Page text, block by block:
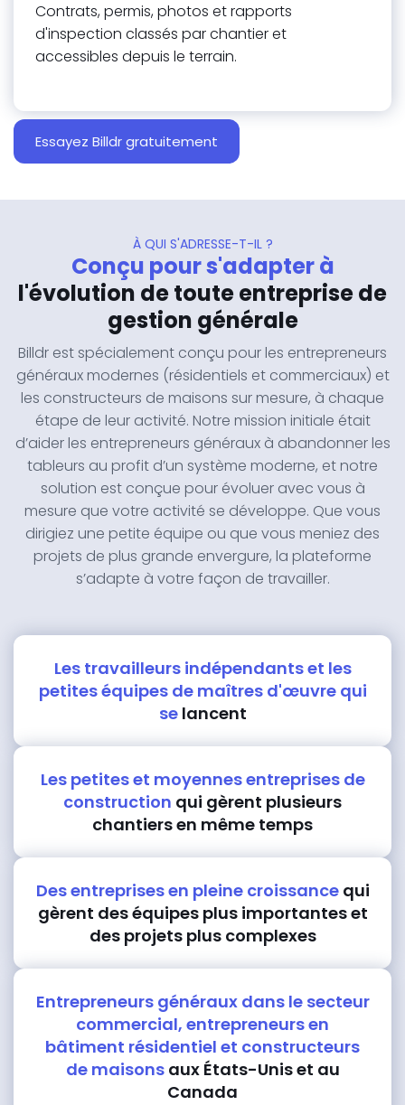
Contrats, permis, photos et rapports
d'inspection classés par chantier et
accessibles depuis le terrain.
Essayez Billdr gratuitement
À QUI S'ADRESSE-T-IL ?
Conçu pour s'adapter à
l'évolution de toute entreprise de
gestion générale
Billdr est spécialement conçu pour les entrepreneurs
généraux modernes (résidentiels et commerciaux) et
les constructeurs de maisons sur mesure, à chaque
étape de leur activité. Notre mission initiale était
d’aider les entrepreneurs généraux à abandonner les
tableurs au profit d’un système moderne, et notre
solution est conçue pour évoluer avec vous à
mesure que votre activité se développe. Que vous
dirigiez une petite équipe ou que vous meniez des
projets de plus grande envergure, la plateforme
s’adapte à votre façon de travailler.
Les travailleurs indépendants et les
petites équipes de maîtres d'œuvre qui
se lancent
Les petites et moyennes entreprises de
construction qui gèrent plusieurs
chantiers en même temps
Des entreprises en pleine croissancequi
gèrent des équipes plus importantes et
des projets plus complexes
Entrepreneurs généraux dans le secteur
commercial, entrepreneurs en
bâtiment résidentiel et constructeurs
de maisonsaux États-Unis et au
Canada